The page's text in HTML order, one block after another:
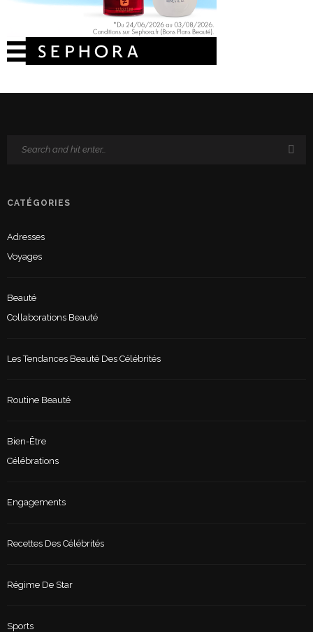
CATÉGORIES
Adresses
Voyages
Beauté
Collaborations Beauté
Les Tendances Beauté Des Célébrités
Routine Beauté
Bien-Être
Célébrations
Engagements
Recettes Des Célébrités
Régime De Star
Sports